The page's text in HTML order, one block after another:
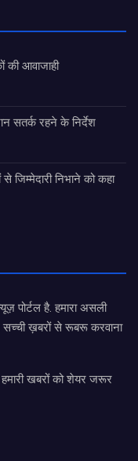
की आवाजाही
सतर्क रहने के निर्देश
जिम्मेदारी निभाने को कहा
पोर्टल है. हमारा असली
ख़बरों से रूबरू करवाना
हमारी खबरों को शेयर जरूर